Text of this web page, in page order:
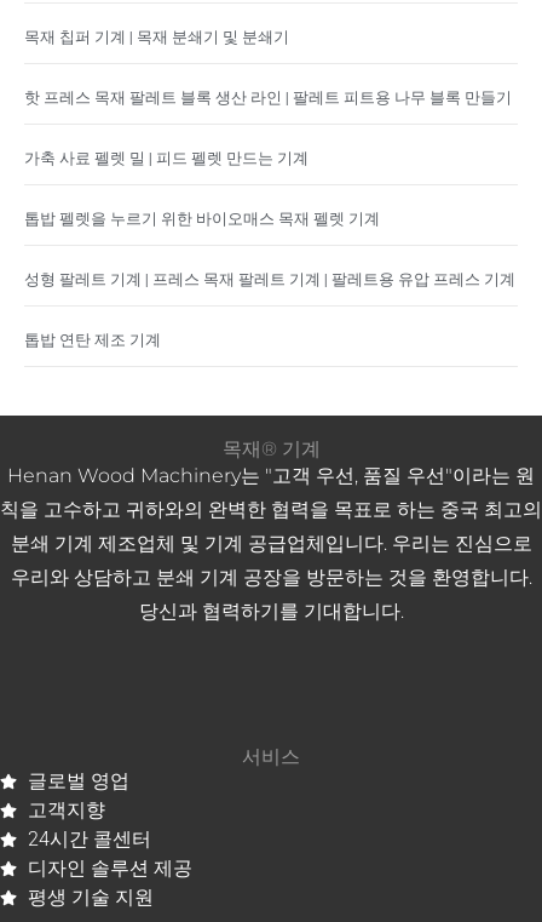
목재 칩퍼 기계 | 목재 분쇄기 및 분쇄기
핫 프레스 목재 팔레트 블록 생산 라인 | 팔레트 피트용 나무 블록 만들기
가축 사료 펠렛 밀 | 피드 펠렛 만드는 기계
톱밥 펠렛을 누르기 위한 바이오매스 목재 펠렛 기계
성형 팔레트 기계 | 프레스 목재 팔레트 기계 | 팔레트용 유압 프레스 기계
톱밥 연탄 제조 기계
목재® 기계
Henan Wood Machinery는 "고객 우선, 품질 우선"이라는 원
칙을 고수하고 귀하와의 완벽한 협력을 목표로 하는 중국 최고의
분쇄 기계 제조업체 및 기계 공급업체입니다. 우리는 진심으로
우리와 상담하고 분쇄 ​​기계 공장을 방문하는 것을 환영합니다.
당신과 협력하기를 기대합니다.
서비스
글로벌 영업
고객지향
24시간 콜센터
디자인 솔루션 제공
평생 기술 지원